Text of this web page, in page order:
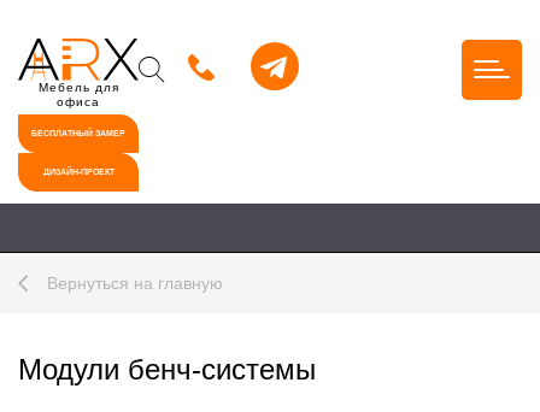
Мебель для
офиса
БЕСПЛАТНЫЙ ЗАМЕР
ДИЗАЙН-ПРОЕКТ
Вернуться на главную
Модули бенч-системы